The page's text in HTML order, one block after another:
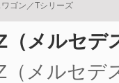
ゴン／Tシリーズ
（メルセ
（メルセ